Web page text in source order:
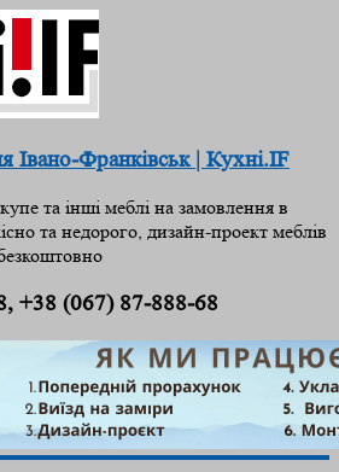
Івано-Франківськ | Кухні.IF
та інші меблі на замовлення в
та недорого, дизайн-проект меблів
+38 (067) 87-888-68